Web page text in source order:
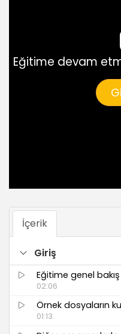
Eğitime devam
İçerik
Giriş
Eğitime genel bakış
02:06
Örnek dosyaların
01:13